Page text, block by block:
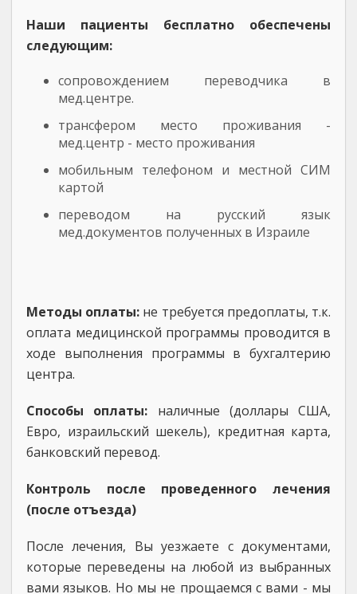
Наши пациенты бесплатно обеспечены
следующим:
сопровождением переводчика в
мед.центре.
трансфером место проживания -
мед.центр - место проживания
мобильным телефоном и местной СИМ
картой
переводом на русский язык
мед.документов полученных в Израиле
Методы оплаты: не требуется предоплаты, т.к.
оплата медицинской программы проводится в
ходе выполнения программы в бухгалтерию
центра.
Способы оплаты: наличные (доллары США,
Евро, израильский шекель), кредитная карта,
банковский перевод.
Контроль после проведенного лечения
(после отъезда)
После лечения, Вы уезжаете с документами,
которые переведены на любой из выбранных
вами языков. Но мы не прощаемся с вами - мы